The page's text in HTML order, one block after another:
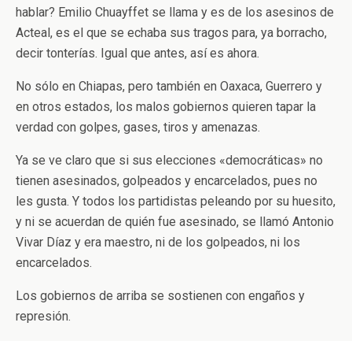
hablar? Emilio Chuayffet se llama y es de los asesinos de
Acteal, es el que se echaba sus tragos para, ya borracho,
decir tonterías. Igual que antes, así es ahora.
No sólo en Chiapas, pero también en Oaxaca, Guerrero y
en otros estados, los malos gobiernos quieren tapar la
verdad con golpes, gases, tiros y amenazas.
Ya se ve claro que si sus elecciones «democráticas» no
tienen asesinados, golpeados y encarcelados, pues no
les gusta. Y todos los partidistas peleando por su huesito,
y ni se acuerdan de quién fue asesinado, se llamó Antonio
Vivar Díaz y era maestro, ni de los golpeados, ni los
encarcelados.
Los gobiernos de arriba se sostienen con engaños y
represión.